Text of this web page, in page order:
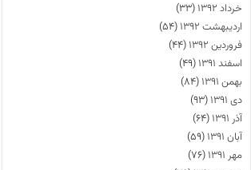
خرداد ۱۳۹۲
(۳۳)
اردیبهشت ۱۳۹۲
(۵۴)
فروردین ۱۳۹۲
(۴۴)
اسفند ۱۳۹۱
(۴۹)
بهمن ۱۳۹۱
(۸۴)
دی ۱۳۹۱
(۹۳)
آذر ۱۳۹۱
(۶۴)
آبان ۱۳۹۱
(۵۹)
مهر ۱۳۹۱
(۷۶)